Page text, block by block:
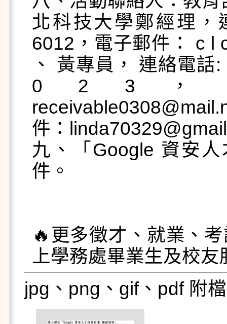
北科技大學鄭經理，
6012，電子郵件： c l
、 黃專員， 連絡電
0 2 3 ，
件：
九、「Google 資安
件。
🔥更多徵才、就業、
jpg、png、gif、pdf 附